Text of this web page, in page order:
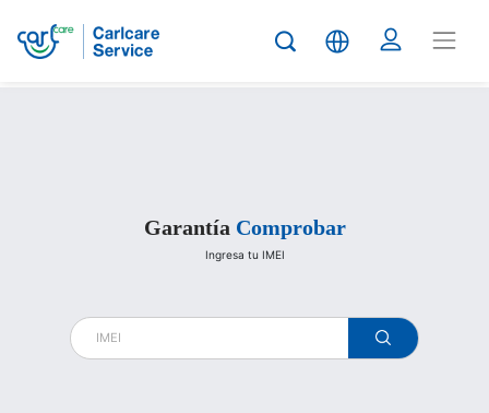
Carlcare
check
Garantía Comprobar
Ingresa tu IMEI